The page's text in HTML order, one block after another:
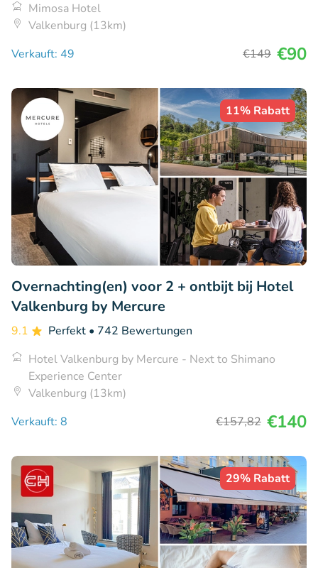
Mimosa Hotel
Valkenburg (13km)
Verkauft: 49
€149 €90
11% Rabatt
Overnachting(en) voor 2 + ontbijt bij Hotel
Valkenburg by Mercure
9.1 Perfekt • 742 Bewertungen
Hotel Valkenburg by Mercure - Next to Shimano
Experience Center
Valkenburg (13km)
Verkauft: 8
€157,82 €140
29% Rabatt